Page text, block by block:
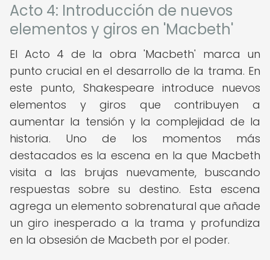
Acto 4: Introducción de nuevos
elementos y giros en 'Macbeth'
El Acto 4 de la obra 'Macbeth' marca un
punto crucial en el desarrollo de la trama. En
este punto, Shakespeare introduce nuevos
elementos y giros que contribuyen a
aumentar la tensión y la complejidad de la
historia. Uno de los momentos más
destacados es la escena en la que Macbeth
visita a las brujas nuevamente, buscando
respuestas sobre su destino. Esta escena
agrega un elemento sobrenatural que añade
un giro inesperado a la trama y profundiza
en la obsesión de Macbeth por el poder.